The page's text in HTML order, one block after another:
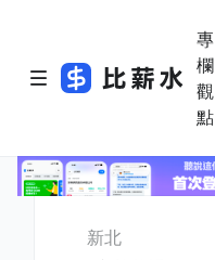
專
欄
觀
點
新北